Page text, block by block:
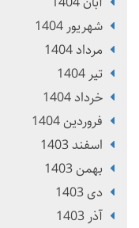
شهریور 1404
مرداد 1404
تير 1404
خرداد 1404
فروردین 1404
اسفند 1403
بهمن 1403
دی 1403
آذر 1403